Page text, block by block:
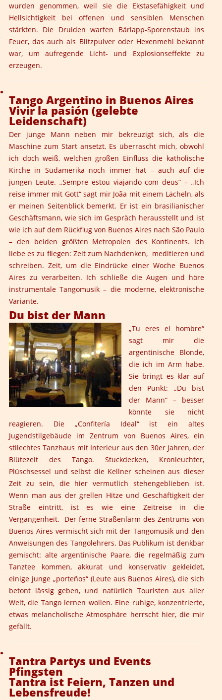
wurden genommen, weil sie die Ekstasefähigkeit und
Hellsichtigkeit bei offenen und sensiblen Menschen
stärkten. Die Druiden warfen Bärlapp-Sporenstaub ins
Feuer, das auch als Blitzpulver oder Hexenmehl bekannt
war, um aufregende Licht- und Explosionseffekte zu
erzeugen.
Tango Argentino in Buenos Aires
Vivir la pasión (gelebte
Leidenschaft)
Der junge Mann neben mir bekreuzigt sich, als die
Maschine zum Start ansetzt. Es überrascht mich, obwohl
ich doch weiß, welchen großen Einfluss die katholische
Kirche in Südamerika noch immer hat – auch auf die
jungen Leute. „Sempre estou viajando com deus“ – „Ich
reise immer mit Gott“ sagt mir Joãa mit einem Lächeln, als
er meinen Seitenblick bemerkt. Er ist ein brasilianischer
Geschäftsmann, wie sich im Gespräch herausstellt und ist
wie ich auf dem Rückflug von Buenos Aires nach São Paulo
– den beiden größten Metropolen des Kontinents. Ich
liebe es zu fliegen: Zeit zum Nachdenken, meditieren und
schreiben. Zeit, um die Eindrücke einer Woche Buenos
Aires zu verarbeiten. Ich schließe die Augen und höre
instrumentale Tangomusik – die moderne, elektronische
Variante.
Du bist der Mann
„Tu eres el hombre“
sagt mir die
argentinische Blonde,
die ich im Arm habe.
Sie bringt es klar auf
den Punkt: „Du bist
der Mann“ – besser
könnte sie nicht
reagieren. Die „Confitería Ideal“ ist ein altes
Jugendstilgebäude im Zentrum von Buenos Aires, ein
stilechtes Tanzhaus mit Interieur aus den 30er Jahren, der
Blütezeit des Tango. Stuckdecken, Kronleuchter,
Plüschsessel und selbst die Kellner scheinen aus dieser
Zeit zu sein, die hier vermutlich stehengeblieben ist.
Wenn man aus der grellen Hitze und Geschäftigkeit der
Straße eintritt, ist es wie eine Zeitreise in die
Vergangenheit. Der ferne Straßenlärm des Zentrums von
Buenos Aires vermischt sich mit der Tangomusik und den
Anweisungen des Tangolehrers. Das Publikum ist denkbar
gemischt: alte argentinische Paare, die regelmäßig zum
Tanztee kommen, akkurat und konservativ gekleidet,
einige junge „porteños“ (Leute aus Buenos Aires), die sich
betont lässig geben, und natürlich Touristen aus aller
Welt, die Tango lernen wollen. Eine ruhige, konzentrierte,
etwas melancholische Atmosphäre herrscht hier, die mir
gefällt.
Tantra Partys und Events
Pfingsten
Tantra ist Feiern, Tanzen und
Lebensfreude!